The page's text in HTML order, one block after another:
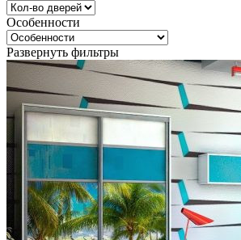
Особенности
Развернуть фильтры